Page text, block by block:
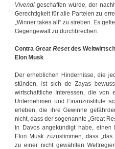
Vivendi geschaffen würde, der
Gerechtigkeit für alle Parteien zu
„Winner takes all“ zu streben. Es
Gegengewalt zu durchbrechen.
ContraGreat Resetdes
Elon Musk
Der erheblichen Hindernisse, die
stünden, ist sich de Zayas
wirtschaftliche Interessen, die von
Unternehmen und Finanzinstitute
erleben, die ihre Gewinne
nicht, dass der sogenannte „Great
in Davos angekündigt habe, einen
Elon Musk zuzustimmen, dass
zu einer nicht gewählten